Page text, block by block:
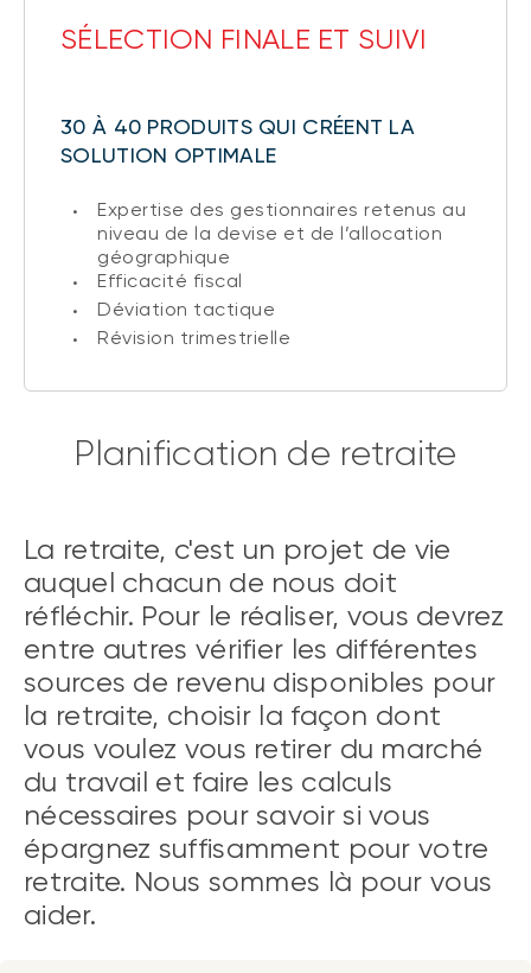
SÉLECTION FINALE ET SUIVI
30 À 40 PRODUITS QUI CRÉENT LA
SOLUTION OPTIMALE
Expertise des gestionnaires retenus au
niveau de la devise et de l’allocation
géographique
Efficacité fiscal
Déviation tactique
Révision trimestrielle
Planification de retraite
La retraite, c'est un projet de vie
auquel chacun de nous doit
réfléchir. Pour le réaliser, vous devrez
entre autres vérifier les différentes
sources de revenu disponibles pour
la retraite, choisir la façon dont
vous voulez vous retirer du marché
du travail et faire les calculs
nécessaires pour savoir si vous
épargnez suffisamment pour votre
retraite. Nous sommes là pour vous
aider.